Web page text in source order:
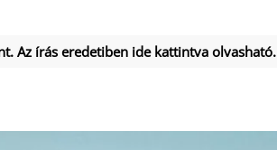
Az írás eredetiben ide kattintva olvasható.